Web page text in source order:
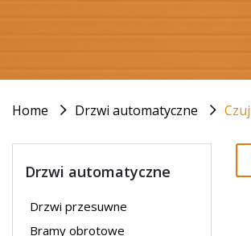
Home Drzwi automatyczne
Drzwi automatyczne
Drzwi przesuwne
Bramy obrotowe